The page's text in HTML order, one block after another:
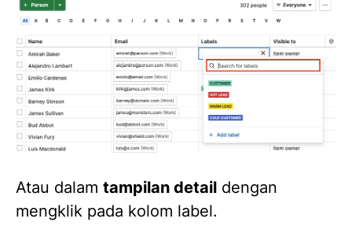
Atau dalam tampilan detail dengan
mengklik pada kolom label.